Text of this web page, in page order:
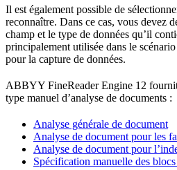
Il est également possible de
reconnaître. Dans ce cas, vous devez
champ et le type de données qu’il
principalement utilisée dans le scénario
pour la capture de données.
ABBYY FineReader Engine 12
type manuel d’analyse de documents :
Analyse générale de document
Analyse de document pour les
Analyse de document pour
Spécification manuelle des